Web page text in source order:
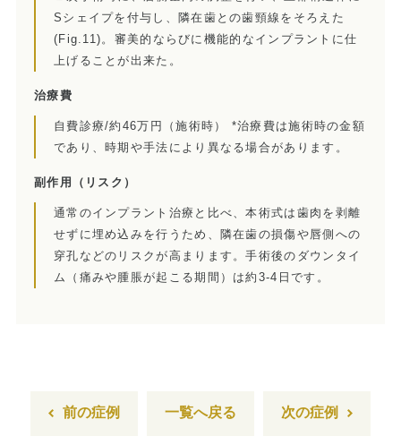
特殊義歯とは
費用について
歯周外科治療（再生療法）
かぶせもの、詰め物
歯科用CT撮影
Sシェイプを付与し、隣在歯との歯頸線をそろえた
(Fig.11)。審美的ならびに機能的なインプラントに仕
上げることが出来た。
治療費
自費診療/約46万円（施術時） *治療費は施術時の金額
であり、時期や手法により異なる場合があります。
副作用 （リスク）
通常のインプラント治療と比べ、本術式は歯肉を剥離
せずに埋め込みを行うため、隣在歯の損傷や唇側への
穿孔などのリスクが高まります。手術後のダウンタイ
ム（痛みや腫脹が起こる期間）は約3-4日です。
前の症例 一覧へ戻る 次の症例